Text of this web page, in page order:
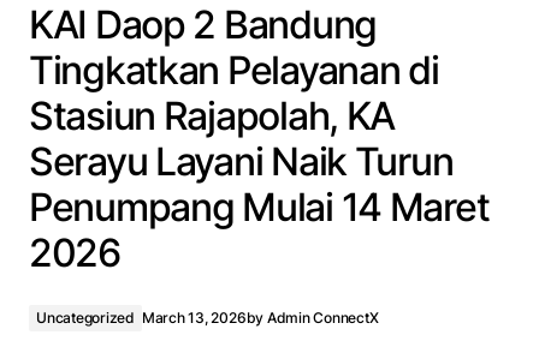
KAI Daop 2 Bandung
Tingkatkan Pelayanan di
Stasiun Rajapolah, KA
Serayu Layani Naik Turun
Penumpang Mulai 14 Maret
2026
Uncategorized March 13, 2026by Admin ConnectX